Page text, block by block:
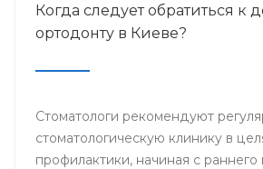
Когда следует обратиться к
ортодонту в Киеве?
Стоматологи рекомендуют
стоматологическую клинику в
профилактики, начиная с раннего